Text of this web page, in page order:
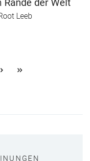
Rande der Welt
Leeb